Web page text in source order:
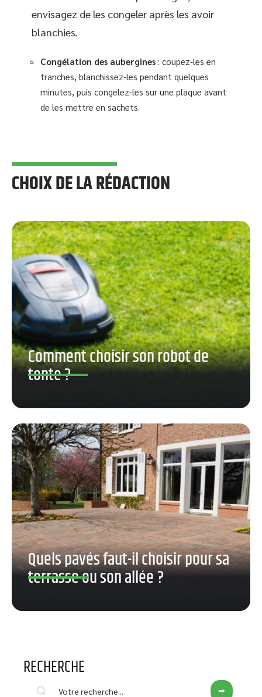
envisagez de les congeler après les avoir
blanchies.
Congélation des aubergines : coupez-les en
tranches, blanchissez-les pendant quelques
minutes, puis congelez-les sur une plaque avant
de les mettre en sachets.
CHOIX DE LA RÉDACTION
Comment choisir son robot de
tonte ?
Quels pavés faut-il choisir pour sa
terrasse ou son allée ?
RECHERCHE